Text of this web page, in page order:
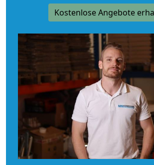
Kostenlose Angebote